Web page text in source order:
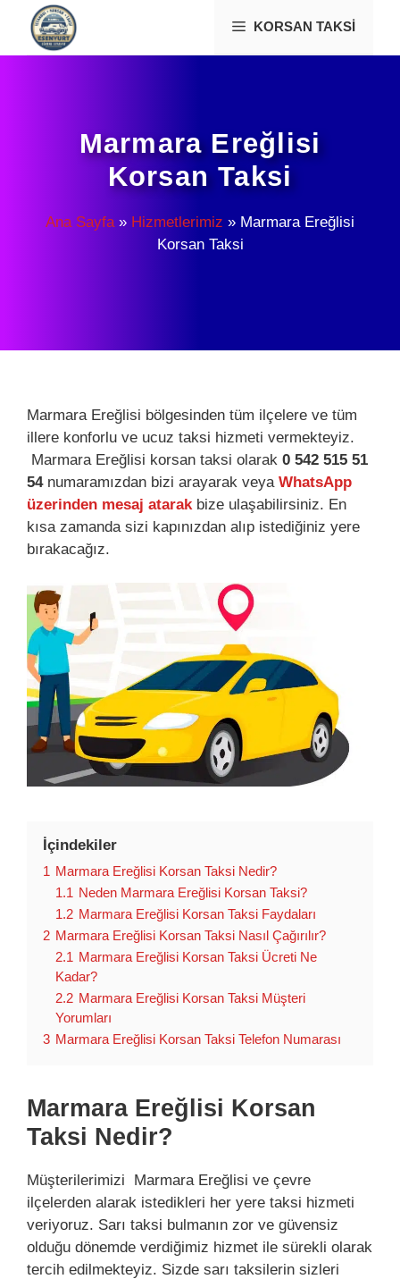
İçeriğe
KORSAN TAKSI
Marmara Ereğlisi
Korsan Taksi
Ana Sayfa» Hizmetlerimiz » Marmara Ereğlisi
Korsan Taksi
Marmara Ereğlisi bölgesinden tüm ilçelere ve tüm
illere konforlu ve ucuz taksi hizmeti vermekteyiz.
Marmara Ereğlisi korsan taksi olarak 0 542 515 51
54numaramızdan bizi arayarak veya WhatsApp
üzerinden mesaj atarak bize ulaşabilirsiniz. En
kısa zamanda sizi kapınızdan alıp istediğiniz yere
bırakacağız.
İçindekiler
1 Marmara Ereğlisi Korsan Taksi Nedir?
1.1 Neden Marmara Ereğlisi Korsan Taksi?
1.2 Marmara Ereğlisi Korsan Taksi Faydaları
2 Marmara Ereğlisi Korsan Taksi Nasıl Çağırılır?
2.1 Marmara Ereğlisi Korsan Taksi Ücreti Ne
Kadar?
2.2 Marmara Ereğlisi Korsan Taksi Müşteri
Yorumları
3 Marmara Ereğlisi Korsan Taksi Telefon Numarası
Marmara Ereğlisi Korsan
Taksi Nedir?
Müşterilerimizi Marmara Ereğlisi ve çevre
ilçelerden alarak istedikleri her yere taksi hizmeti
veriyoruz. Sarı taksi bulmanın zor ve güvensiz
olduğu dönemde verdiğimiz hizmet ile sürekli olarak
tercih edilmekteyiz. Sizde sarı taksilerin sizleri